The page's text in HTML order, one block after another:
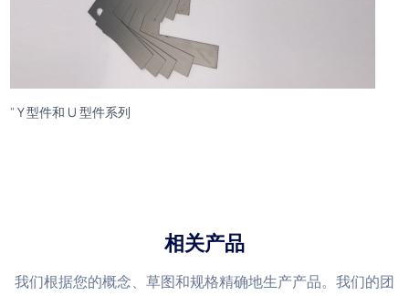
"Y 型件和 U 型件系列
相关产品
我们根据您的概念、草图和规格精确地生产产品。我们的团